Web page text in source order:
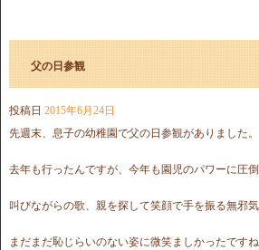
父の日参観
投稿日 2015年6月24日
先週末、息子の幼稚園で父の日参観がありました。
去年も行ったんですが、今年も園児のパワーに圧倒
叫びながらの歌、親を探して笑顔で手を振る無邪
まだまだ恥じらいのない姿に微笑ましかったですね